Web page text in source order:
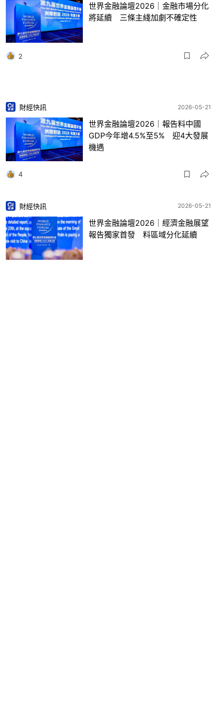
世界金融論壇2026｜金融市場分化
將延續 三條主綫加劇不確定性
2
財經快訊 2026-05-21
世界金融論壇2026｜報告料中國
GDP今年增4.5%至5% 迎4大發展
機遇
4
財經快訊 2026-05-21
世界金融論壇2026｜經濟金融展望
報告獨家首發 料區域分化延續